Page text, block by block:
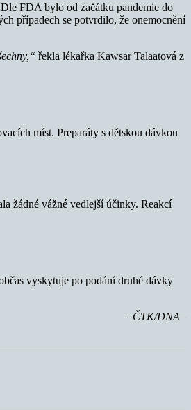
FDA bylo od začátku pandemie do
případech se potvrdilo, že onemocnění
řekla lékařka Kawsar Talaatová z
míst. Preparáty s dětskou dávkou
žádné vážné vedlejší účinky. Reakcí
vyskytuje po podání druhé dávky
–ČTK/DNA–